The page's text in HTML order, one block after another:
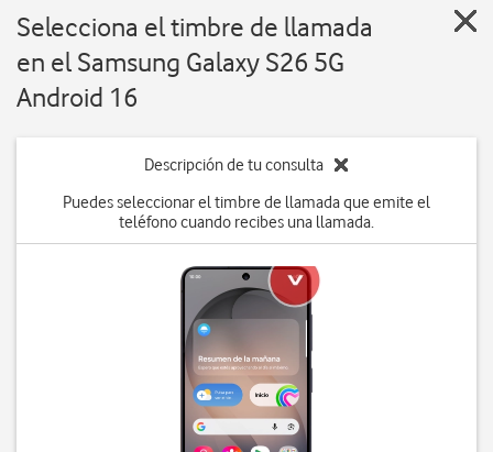
Selecciona el timbre de llamada
en el Samsung Galaxy S26 5G
Android 16
Descripción de tu consulta
Puedes seleccionar el timbre de llamada que emite el
teléfono cuando recibes una llamada.